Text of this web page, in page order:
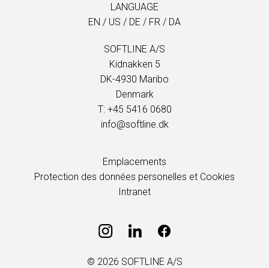
LANGUAGE
EN / US / DE / FR / DA
SOFTLINE A/S
Kidnakken 5
DK-4930 Maribo
Denmark
T: +45 5416 0680
info@softline.dk
Emplacements
Protection des données personelles et Cookies
Intranet
© 2026 SOFTLINE A/S